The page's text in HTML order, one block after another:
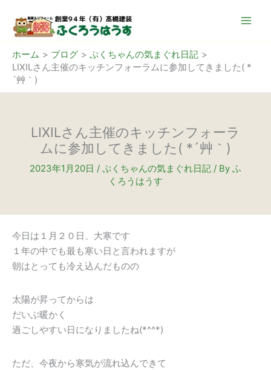
ホーム ブログ
ぷくちゃんの気まぐれ日記
LIXILさん主催のキッチンフォーラムに参加してきました( *
´艸｀)
LIXILさん主催のキッチンフォーラ
ムに参加してきました( *´艸｀)
2023年1月20日 / ぷくちゃんの気まぐれ日記 / By ふ
くろうはうす
今日は１月２０日、大寒です
１年の中でも最も寒い日と言われますが
朝はとっても冷え込んだものの
太陽が昇ってからは
だいぶ暖かく
過ごしやすい日になりましたね(*^^*)
ただ、今夜から寒気が流れ込んできて